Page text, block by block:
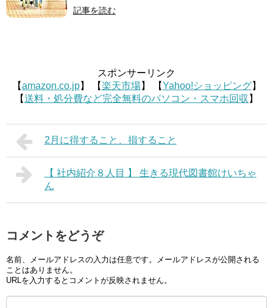
記事を読む
スポンサーリンク
【amazon.co.jp】 【楽天市場】 【Yahoo!ショッピング】
【送料・処分費など完全無料のパソコン・スマホ回収 】
2月に得すること、損すること
【 社内紹介８人目 】 生きる現代図書館けいちゃ
ん
コメントをどうぞ
名前、メールアドレスの入力は任意です。メールアドレスが公開される
ことはありません。
URLを入力するとコメントが反映されません。